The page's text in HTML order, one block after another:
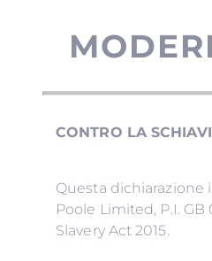
Questa dichiarazione
Poole Limited, P.I.
Slavery Act 2015.